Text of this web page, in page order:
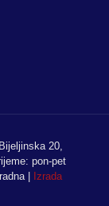
20,
pon-pet
|
Izrada